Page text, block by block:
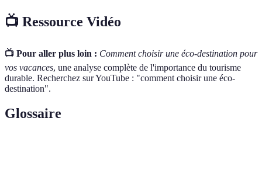
📺 Ressource Vidéo
📺 Pour aller plus loin : Comment choisir une éco-destination pour
vos vacances, une analyse complète de l'importance du tourisme
durable. Recherchez sur YouTube : "comment choisir une éco-
destination".
Glossaire